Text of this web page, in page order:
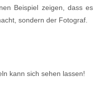
Beispiel zeigen, dass es
sondern der Fotograf.
kann sich sehen lassen!